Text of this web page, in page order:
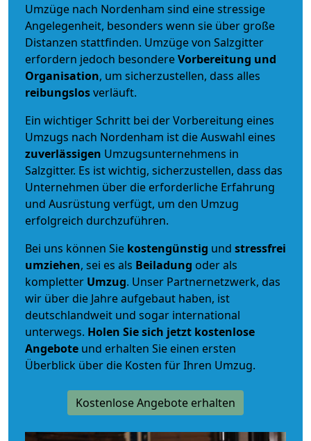
Umzüge nach Nordenham sind eine stressige
Angelegenheit, besonders wenn sie über große
Distanzen stattfinden. Umzüge von Salzgitter
erfordern jedoch besondereVorbereitung und
Organisation, um sicherzustellen, dass alles
reibungslosverläuft.
Ein wichtiger Schritt bei der Vorbereitung eines
Umzugs nach Nordenham ist die Auswahl eines
zuverlässigen Umzugsunternehmens in
Salzgitter. Es ist wichtig, sicherzustellen, dass das
Unternehmen über die erforderliche Erfahrung
und Ausrüstung verfügt, um den Umzug
erfolgreich durchzuführen.
Bei uns können Sie kostengünstig und stressfrei
umziehen, sei es als Beiladung oder als
kompletter Umzug. Unser Partnernetzwerk, das
wir über die Jahre aufgebaut haben, ist
deutschlandweit und sogar international
unterwegs. Holen Sie sich jetzt kostenlose
Angebote und erhalten Sie einen ersten
Überblick über die Kosten für Ihren Umzug.
Kostenlose Angebote erhalten